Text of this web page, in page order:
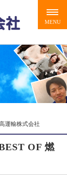
運輸株式会社
OF 燃